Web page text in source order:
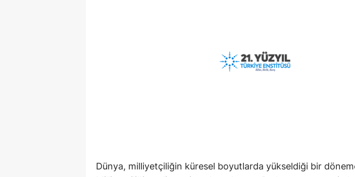
Dünya, milliyetçiliğin küresel boyutlarda yükseldiği bir